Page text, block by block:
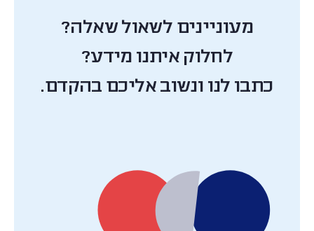
מעוניינים לשאול שאלה?
לחלוק איתנו מידע?
כתבו לנו ונשוב אליכם בהקדם.